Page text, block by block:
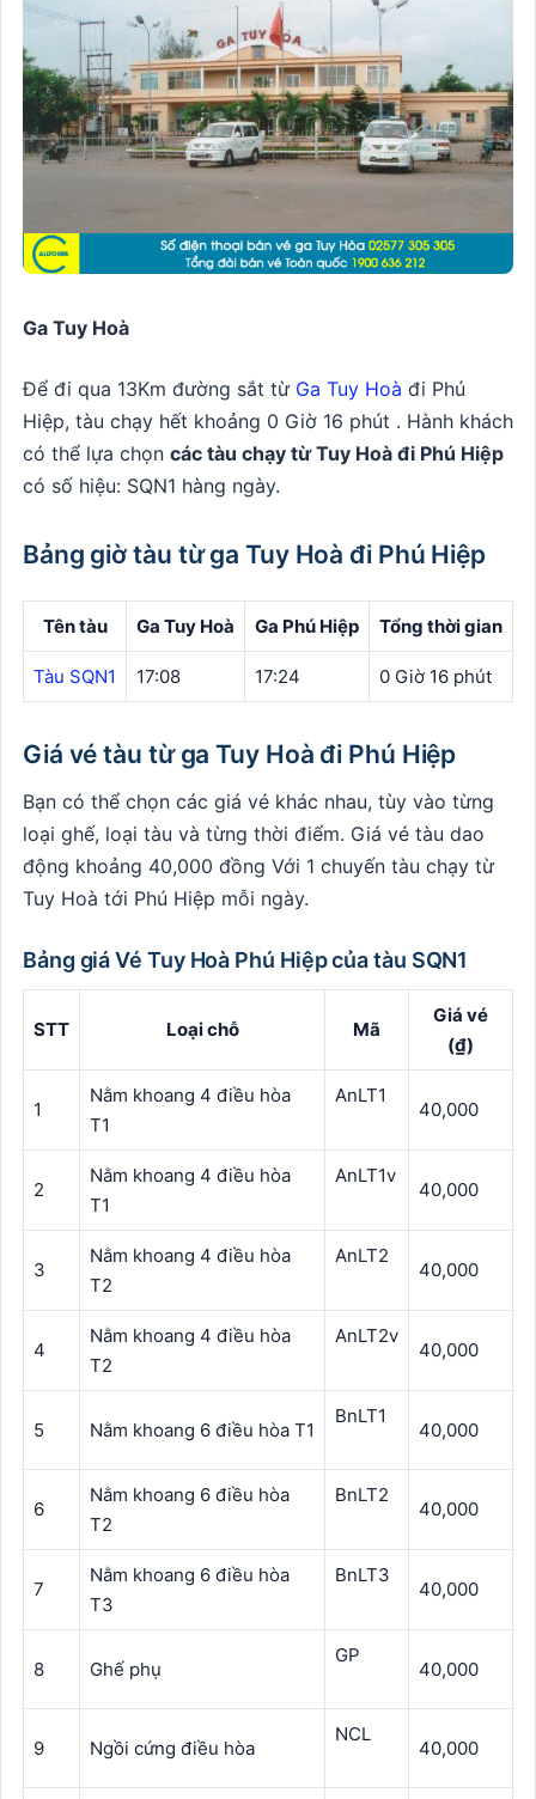
Ga Tuy Hoà
Để đi qua 13Km đường sắt từ Ga Tuy Hoà đi Phú
Hiệp, tàu chạy hết khoảng 0 Giờ 16 phút . Hành khách
có thể lựa chọn các tàu chạy từ Tuy Hoà đi Phú Hiệp
có số hiệu: SQN1 hàng ngày.
Bảng giờ tàu từ ga Tuy Hoà đi Phú Hiệp
Tên tàu Ga Tuy Hoà Ga Phú Hiệp Tổng thời gian
Tàu SQN1 17:08 17:24 0 Giờ 16 phút
Giá vé tàu từ ga Tuy Hoà đi Phú Hiệp
Bạn có thể chọn các giá vé khác nhau, tùy vào từng
loại ghế, loại tàu và từng thời điểm. Giá vé tàu dao
động khoảng 40,000 đồng Với 1 chuyến tàu chạy từ
Tuy Hoà tới Phú Hiệp mỗi ngày.
Bảng giá Vé Tuy Hoà Phú Hiệp của tàu SQN1
STT Loại chỗ Mã
Giá vé
(₫)
1
Nằm khoang 4 điều hòa
T1
AnLT1
40,000
2
Nằm khoang 4 điều hòa
T1
AnLT1v
40,000
3
Nằm khoang 4 điều hòa
T2
AnLT2
40,000
4
Nằm khoang 4 điều hòa
T2
AnLT2v
40,000
5 Nằm khoang 6 điều hòa T1
BnLT1
40,000
6
Nằm khoang 6 điều hòa
T2
BnLT2
40,000
7
Nằm khoang 6 điều hòa
T3
BnLT3
40,000
8 Ghế phụ
GP
40,000
9 Ngồi cứng điều hòa
NCL
40,000